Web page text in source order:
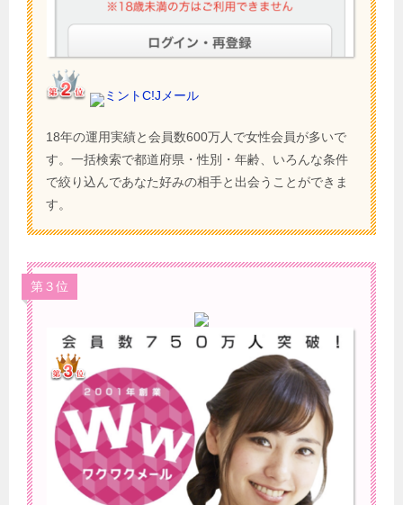
ミントC!Jメール
18年の運用実績と会員数600万人で女性会員が多いで
す。一括検索で都道府県・性別・年齢、いろんな条件
で絞り込んであなた好みの相手と出会うことができま
す。
第３位